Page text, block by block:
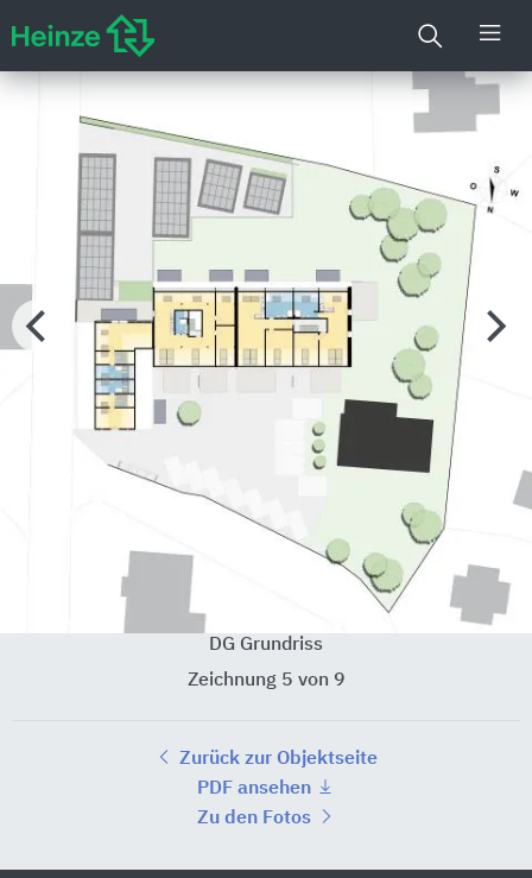
DG Grundriss
Zeichnung 5 von 9
Zurück zur Objektseite
PDF ansehen
Zu den Fotos